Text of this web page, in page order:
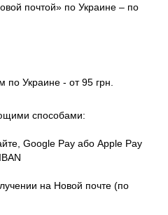
почтой» по Украине – по
по Украине - от 95 грн.
способами:
Google Pay або Apple Pay
на Новой почте (по